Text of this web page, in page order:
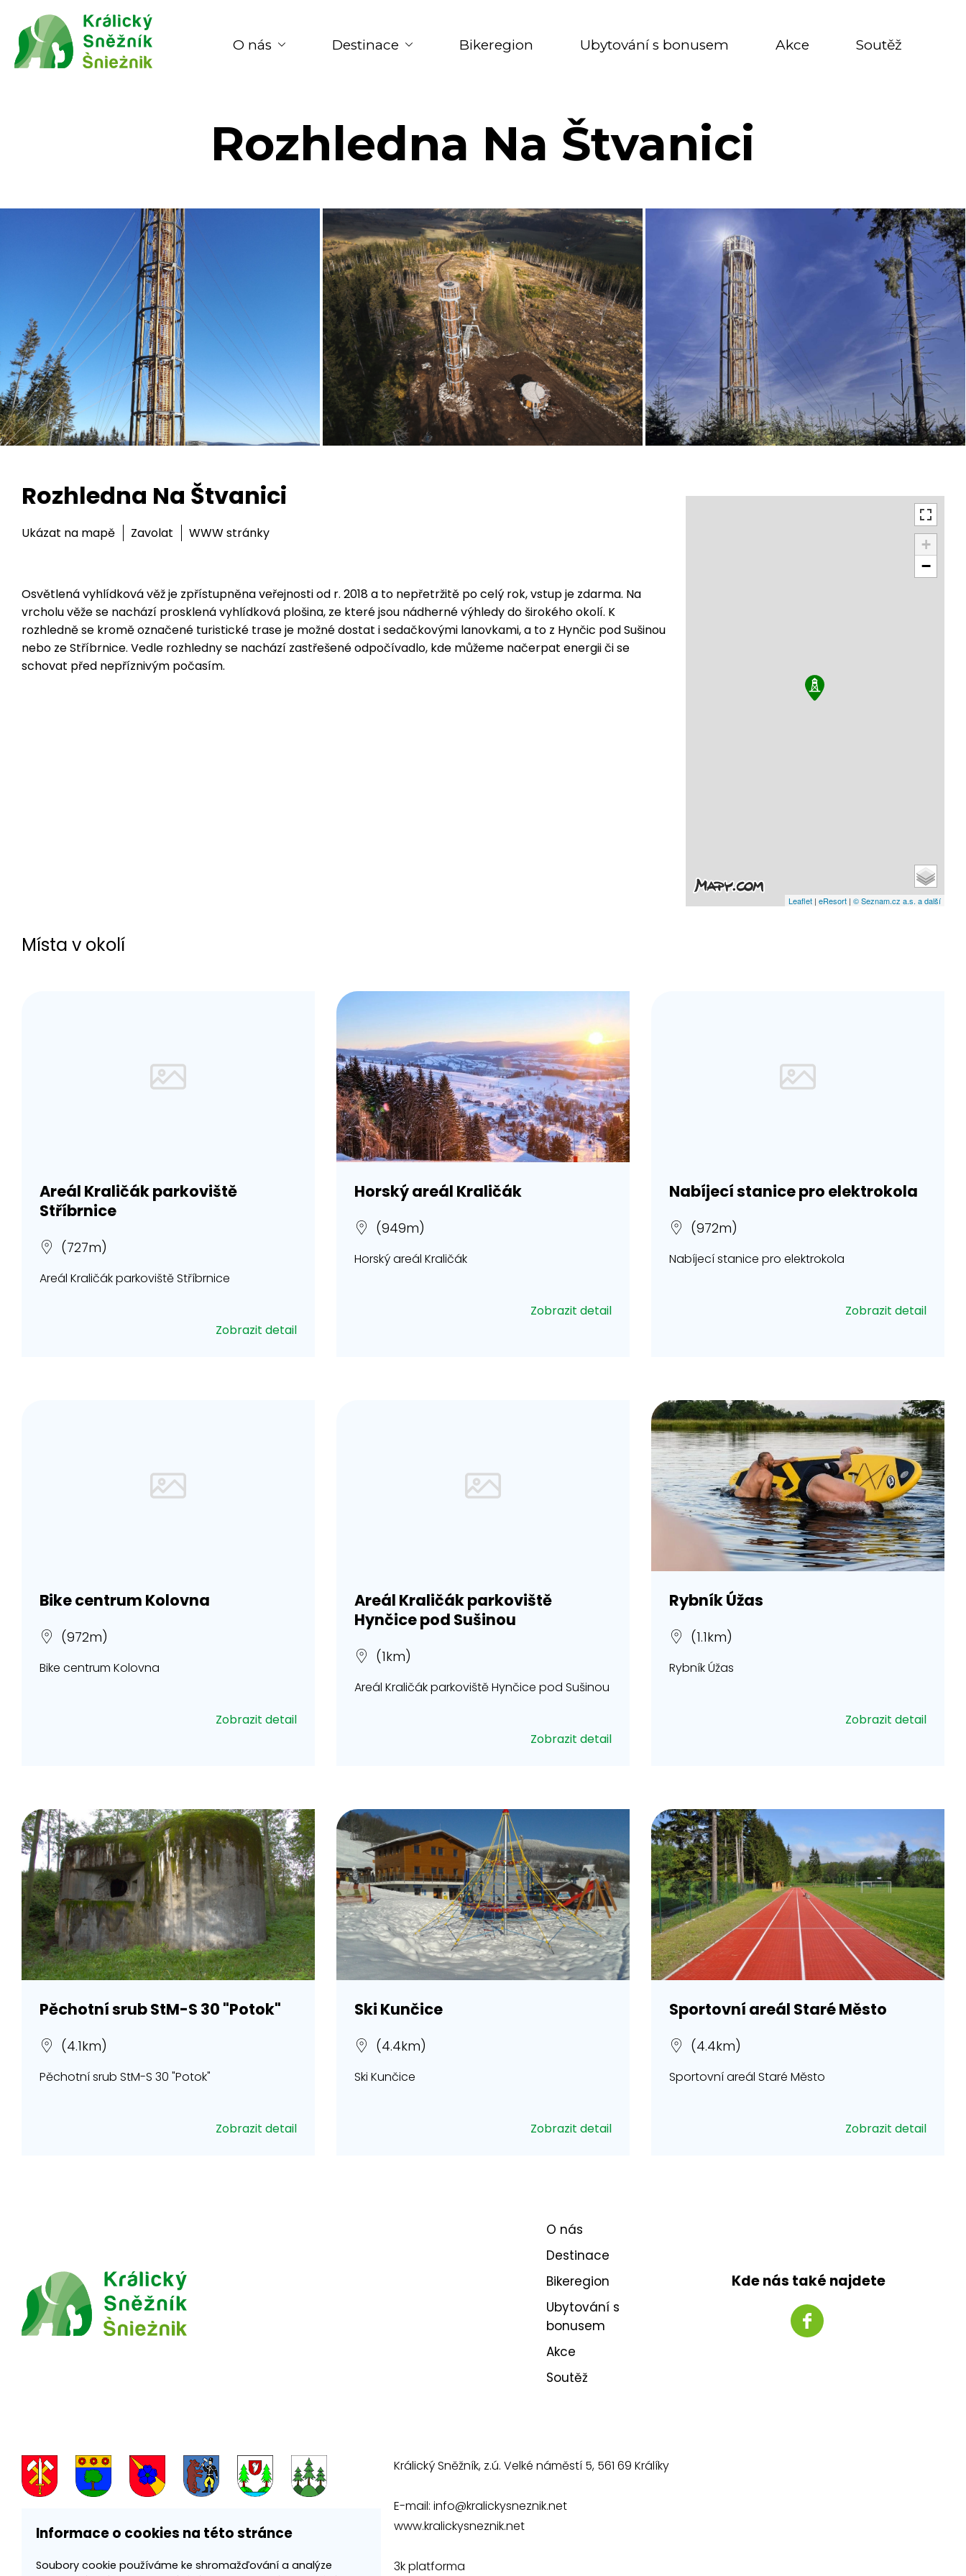
Informace o cookies na této stránce
Soubory cookie používáme ke shromažďování a analýze
O nás Destinace Bikeregion Ubytování s bonusem Akce Soutěž
Rozhledna Na Štvanici
Rozhledna Na Štvanici
Ukázat na mapě Zavolat WWW stránky
Osvětlená vyhlídková věž je zpřístupněna veřejnosti od r. 2018 a to nepřetržitě po celý rok, vstup je zdarma. Na
vrcholu věže se nachází prosklená vyhlídková plošina, ze které jsou nádherné výhledy do širokého okolí. K
rozhledně se kromě označené turistické trase je možné dostat i sedačkovými lanovkami, a to z Hynčic pod Sušinou
nebo ze Stříbrnice. Vedle rozhledny se nachází zastřešené odpočívadlo, kde můžeme načerpat energii či se
schovat před nepříznivým počasím.
+
−
Leaflet | eResort | © Seznam.cz a.s. a další
Místa v okolí
Areál Kraličák parkoviště
Stříbrnice
(727m)
Areál Kraličák parkoviště Stříbrnice
Zobrazit detail
Horský areál Kraličák
(949m)
Horský areál Kraličák
Zobrazit detail
Nabíjecí stanice pro elektrokola
(972m)
Nabíjecí stanice pro elektrokola
Zobrazit detail
Bike centrum Kolovna
(972m)
Bike centrum Kolovna
Zobrazit detail
Areál Kraličák parkoviště
Hynčice pod Sušinou
(1km)
Areál Kraličák parkoviště Hynčice pod Sušinou
Zobrazit detail
Rybník Úžas
(1.1km)
Rybník Úžas
Zobrazit detail
Pěchotní srub StM-S 30 "Potok"
(4.1km)
Pěchotní srub StM-S 30 "Potok"
Zobrazit detail
Ski Kunčice
(4.4km)
Ski Kunčice
Zobrazit detail
Sportovní areál Staré Město
(4.4km)
Sportovní areál Staré Město
Zobrazit detail
O nás
Destinace
Bikeregion
Ubytování s
bonusem
Akce
Soutěž
Kde nás také najdete
Králický Sněžník, z.ú. Velké náměstí 5, 561 69 Králíky
E-mail:info@kralickysneznik.net
www.kralickysneznik.net
3k platforma